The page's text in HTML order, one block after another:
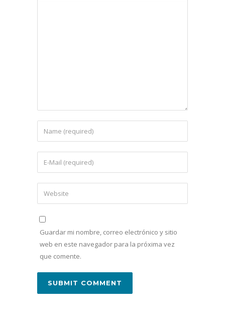
Guardar mi nombre, correo electrónico y sitio
web en este navegador para la próxima vez
que comente.